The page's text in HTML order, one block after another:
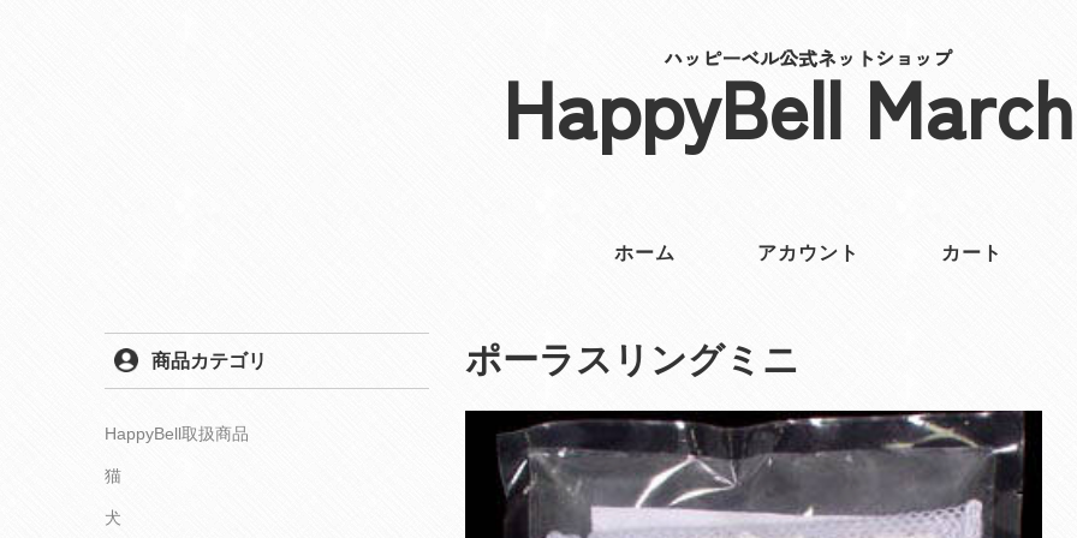
ハッピーベル公式ネットショップ
HappyBell
ホーム アカウント カート
ポーラスリングミニ
商品カテゴリ
HappyBell取扱商品
猫
犬